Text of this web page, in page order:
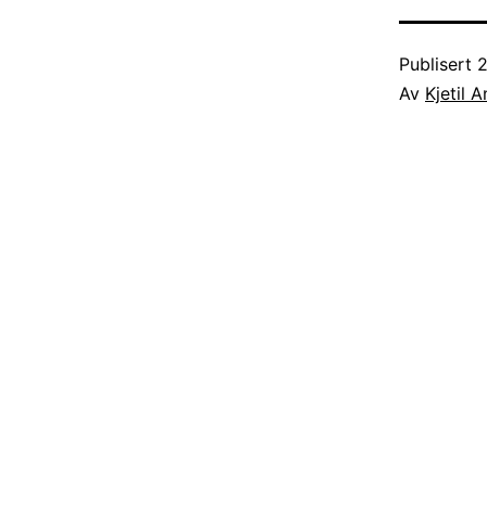
Publisert
Av Kjetil